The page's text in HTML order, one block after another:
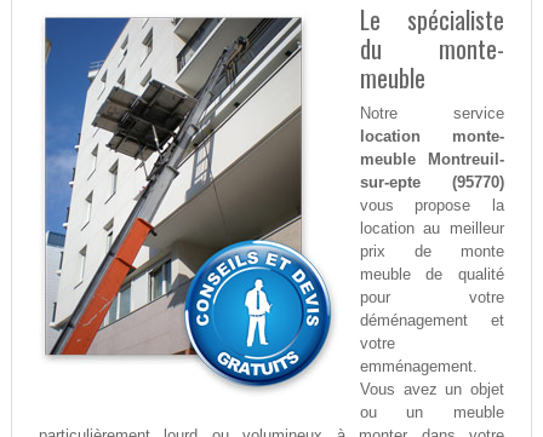
Le spécialiste
du monte-
meuble
Notre service
location monte-
meuble Montreuil-
sur-epte (95770)
vous propose la
location au meilleur
prix de monte
meuble de qualité
pour votre
déménagement et
votre
emménagement.
Vous avez un objet
ou un meuble